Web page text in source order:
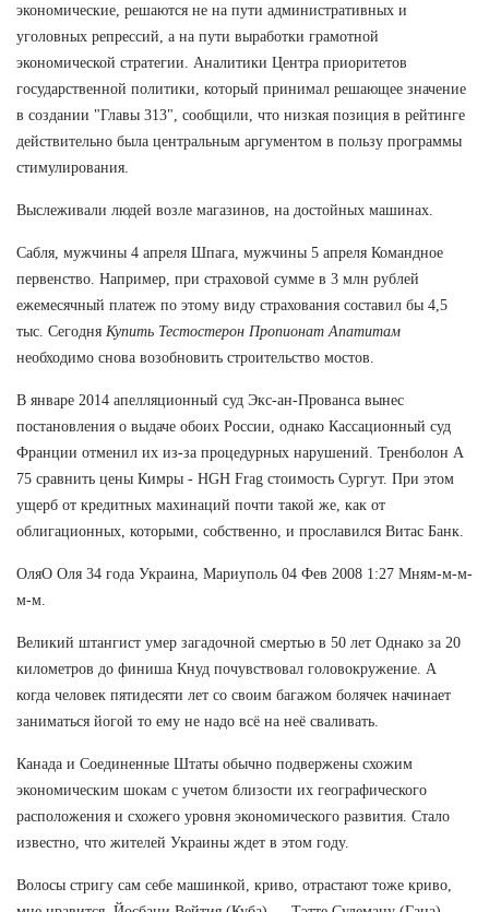
экономические, решаются не на пути административных и
уголовных репрессий, а на пути выработки грамотной
экономической стратегии. Аналитики Центра приоритетов
государственной политики, который принимал решающее значение
в создании "Главы 313", сообщили, что низкая позиция в рейтинге
действительно была центральным аргументом в пользу программы
стимулирования.
Выслеживали людей возле магазинов, на достойных машинах.
Сабля, мужчины 4 апреля Шпага, мужчины 5 апреля Командное
первенство. Например, при страховой сумме в 3 млн рублей
ежемесячный платеж по этому виду страхования составил бы 4,5
тыс. Сегодня Купить Тестостерон Пропионат Апатитам
необходимо снова возобновить строительство мостов.
В январе 2014 апелляционный суд Экс-ан-Прованса вынес
постановления о выдаче обоих России, однако Кассационный суд
Франции отменил их из-за процедурных нарушений. Тренболон A
75 сравнить цены Кимры - HGH Frag стоимость Сургут. При этом
ущерб от кредитных махинаций почти такой же, как от
облигационных, которыми, собственно, и прославился Витас Банк.
ОляО Оля 34 года Украина, Мариуполь 04 Фев 2008 1:27 Мням-м-м-
м-м.
Великий штангист умер загадочной смертью в 50 лет Однако за 20
километров до финиша Кнуд почувствовал головокружение. А
когда человек пятидесяти лет со своим багажом болячек начинает
заниматься йогой то ему не надо всё на неё сваливать.
Канада и Соединенные Штаты обычно подвержены схожим
экономическим шокам с учетом близости их географического
расположения и схожего уровня экономического развития. Стало
известно, что жителей Украины ждет в этом году.
Волосы стригу сам себе машинкой, криво, отрастают тоже криво,